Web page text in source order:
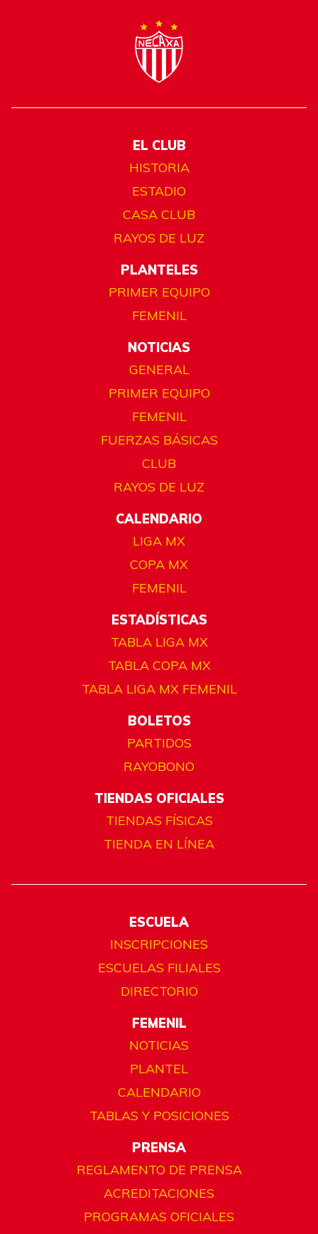
EL CLUB
HISTORIA
ESTADIO
CASA CLUB
RAYOS DE LUZ
PLANTELES
PRIMER EQUIPO
FEMENIL
NOTICIAS
GENERAL
PRIMER EQUIPO
FEMENIL
FUERZAS BÁSICAS
CLUB
RAYOS DE LUZ
CALENDARIO
LIGA MX
COPA MX
FEMENIL
ESTADÍSTICAS
TABLA LIGA MX
TABLA COPA MX
TABLA LIGA MX FEMENIL
BOLETOS
PARTIDOS
RAYOBONO
TIENDAS OFICIALES
TIENDAS FÍSICAS
TIENDA EN LÍNEA
ESCUELA
INSCRIPCIONES
ESCUELAS FILIALES
DIRECTORIO
FEMENIL
NOTICIAS
PLANTEL
CALENDARIO
TABLAS Y POSICIONES
PRENSA
REGLAMENTO DE PRENSA
ACREDITACIONES
PROGRAMAS OFICIALES